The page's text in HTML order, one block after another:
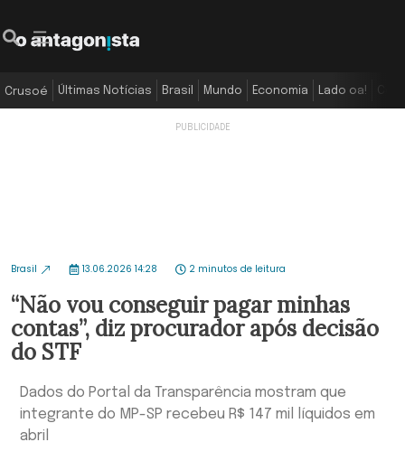
Crusoé Últimas Notícias Brasil Mundo Economia Lado oa!
Brasil 13.06.2026 14:28 2 minutos de leitura
“Não vou conseguir pagar minhas
contas”, diz procurador após decisão
do STF
Dados do Portal da Transparência mostram que
integrante do MP-SP recebeu R$ 147 mil líquidos em
abril